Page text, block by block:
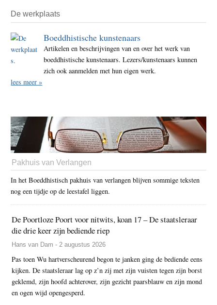
De werkplaats
Boeddhistische kunstenaars
Artikelen en beschrijvingen van en over het werk van
boeddhistische kunstenaars. Lezers/kunstenaars kunnen
zich ook aanmelden met hun eigen werk.
lees meer »
Pakhuis van Verlangen
In het Boeddhistisch pakhuis van verlangen blijven sommige teksten
nog een tijdje op de leestafel liggen.
De Poortloze Poort voor nitwits, koan 17 – De staatsleraar
die drie keer zijn bediende riep
Hans van Dam - 2 augustus 2026
Pas toen Wu hartverscheurend begon te janken ging de bediende eens
kijken. De staatsleraar lag op z’n zij met zijn vuisten tegen zijn borst
geklemd, zijn hoofd achterover, zijn gezicht paarsblauw en zijn mond
en ogen wijd opengesperd.